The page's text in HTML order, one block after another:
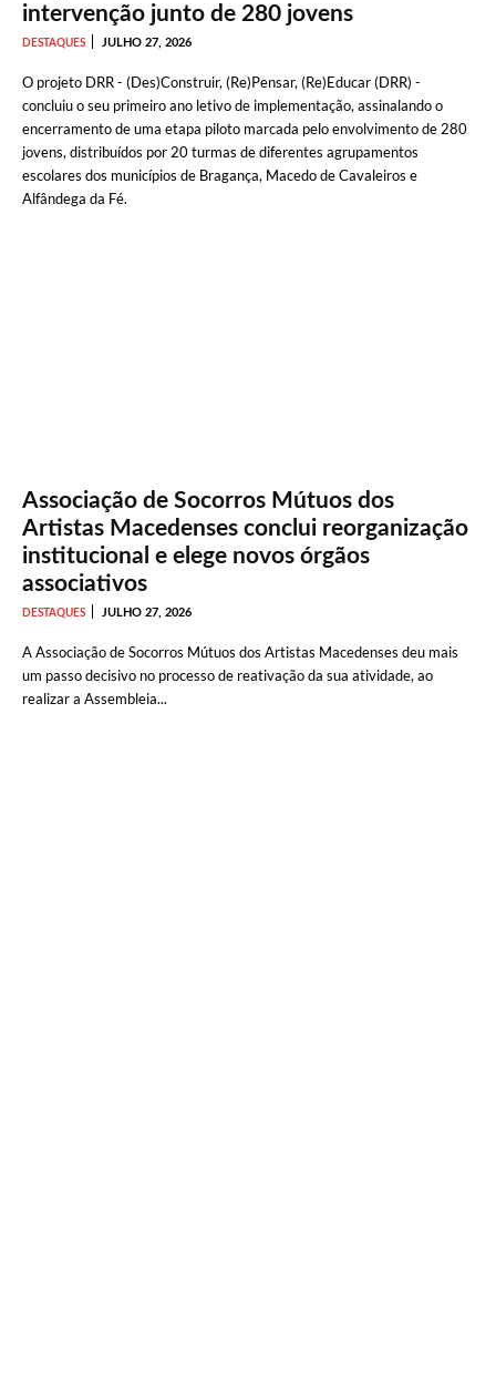
intervenção junto de 280 jovens
DESTAQUES JULHO 27, 2026
O projeto DRR - (Des)Construir, (Re)Pensar, (Re)Educar (DRR) -
concluiu o seu primeiro ano letivo de implementação, assinalando o
encerramento de uma etapa piloto marcada pelo envolvimento de 280
jovens, distribuídos por 20 turmas de diferentes agrupamentos
escolares dos municípios de Bragança, Macedo de Cavaleiros e
Alfândega da Fé.
Associação de Socorros Mútuos dos
Artistas Macedenses conclui reorganização
institucional e elege novos órgãos
associativos
DESTAQUES JULHO 27, 2026
A Associação de Socorros Mútuos dos Artistas Macedenses deu mais
um passo decisivo no processo de reativação da sua atividade, ao
realizar a Assembleia...